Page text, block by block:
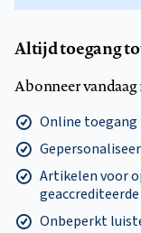
Altijd toegang
Abonneer vandaag
Online
Artikelen voor
Onbeperkt